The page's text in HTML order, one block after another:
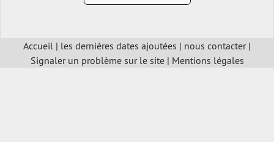
Accueil | les dernières dates ajoutées | nous contacter|
Signaler un problème sur le site| Mentions légales